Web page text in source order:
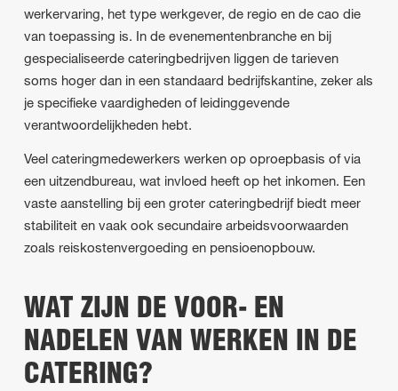
werkervaring, het type werkgever, de regio en de cao die
van toepassing is. In de evenementenbranche en bij
gespecialiseerde cateringbedrijven liggen de tarieven
soms hoger dan in een standaard bedrijfskantine, zeker als
je specifieke vaardigheden of leidinggevende
verantwoordelijkheden hebt.
Veel cateringmedewerkers werken op oproepbasis of via
een uitzendbureau, wat invloed heeft op het inkomen. Een
vaste aanstelling bij een groter cateringbedrijf biedt meer
stabiliteit en vaak ook secundaire arbeidsvoorwaarden
zoals reiskostenvergoeding en pensioenopbouw.
WAT ZIJN DE VOOR- EN
NADELEN VAN WERKEN IN DE
CATERING?